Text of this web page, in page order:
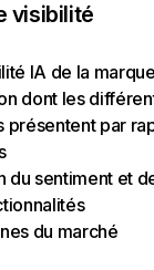
visibilité
IA de la
dont les
présentent par
du sentiment et
du marché